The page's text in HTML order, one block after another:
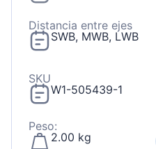
Distancia entre ejes
SWB, MWB, LWB
SKU
W1-505439-1
Peso:
2.00 kg